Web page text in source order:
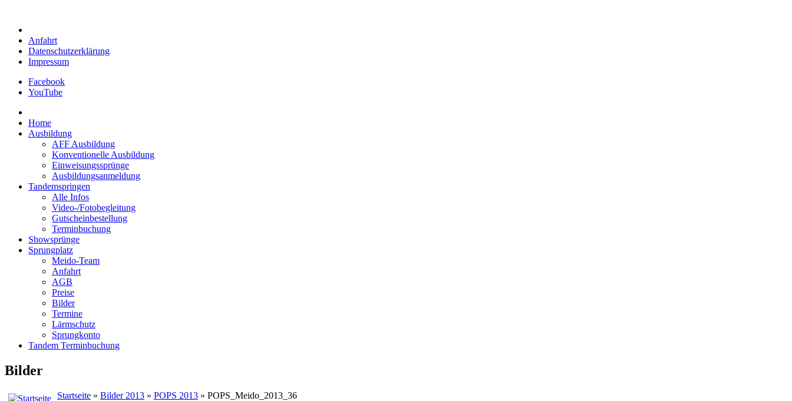
Anfahrt
Datenschutzerklärung
Impressum
Facebook
YouTube
Home
Ausbildung
AFF Ausbildung
Konventionelle Ausbildung
Einweisungssprünge
Ausbildungsanmeldung
Tandemspringen
Alle Infos
Video-/Fotobegleitung
Gutscheinbestellung
Terminbuchung
Showsprünge
Sprungplatz
Meido-Team
Anfahrt
AGB
Preise
Bilder
Termine
Lärmschutz
Sprungkonto
Tandem Terminbuchung
Bilder
Startseite » Bilder 2013 » POPS 2013 » POPS_Meido_2013_36